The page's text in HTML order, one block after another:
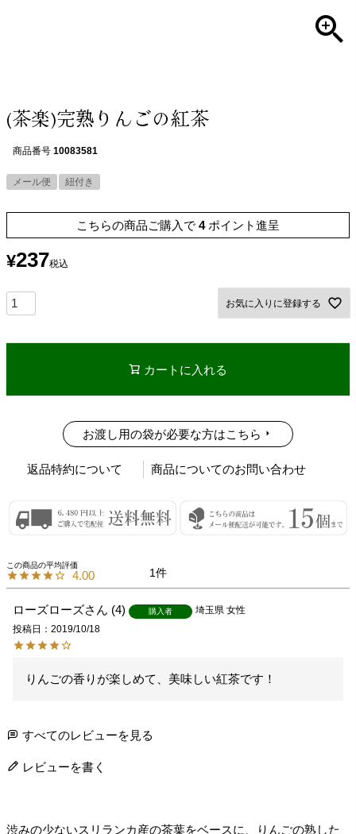
(茶楽)完熟りんごの紅茶
商品番号 10083581
メール便 紐付き
こちらの商品ご購入で 4 ポイント進呈
¥237税込
お気に入りに登録する
カートに入れる
お渡し用の袋が必要な方はこちら
返品特約について 商品についてのお問い合わせ
4.00 1
ローズローズ 4 購入者 埼玉県 女性
投稿日
2019/10/18
りんごの香りが楽しめて、美味しい紅茶です！
すべてのレビューを見る
レビューを書く
渋みの少ないスリランカ産の茶葉をベースに、りんごの熟した